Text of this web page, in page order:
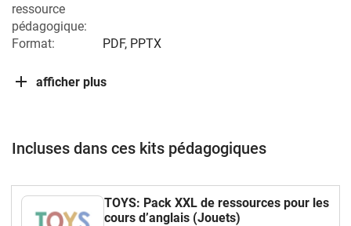
ressource
pédagogique:
Format: PDF, PPTX
afficher plus
Incluses dans ces kits pédagogiques
TOYS: Pack XXL de ressources pour les
cours d’anglais (Jouets)